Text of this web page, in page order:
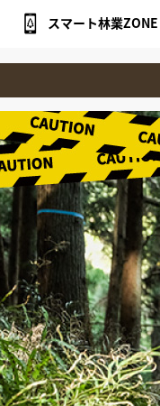
スマート林業ZONE